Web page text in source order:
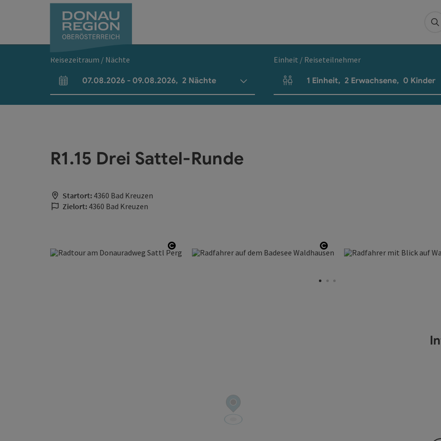
Reisezeitraum / Nächte
An- und Abreisefelder
07.08.2026 - 09.08.2026, 2 Nächte
Einheit / Reiseteilnehmer
Einheitenanzahl und Personenfelder
1 Einheit, 2 Erwachsene, 0 Kinder
R1.15 Drei Sattel-Runde
Startort: 4360 Bad Kreuzen
Zielort: 4360 Bad Kreuzen
Copyright öffnen Copyright öffnen